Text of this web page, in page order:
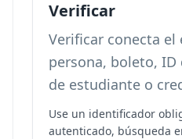
Verificar
Verificar conecta el
persona, boleto, ID
de estudiante o
Use un identificador
autenticado, búsqueda